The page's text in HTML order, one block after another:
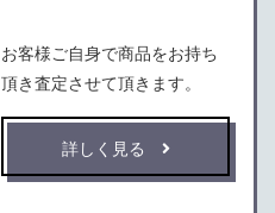
お客様ご自身で商品をお持ち
頂き査定させて頂きます。
詳しく見る